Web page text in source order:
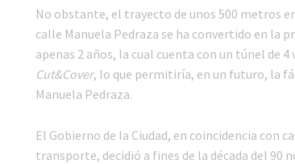
No obstante, el trayecto de unos 500 metros
calle Manuela Pedraza se ha convertido en la
apenas 2 años, la cual cuenta con un túnel de
Cut&Cover, lo que permitiría, en un futuro, la
Manuela Pedraza.
El Gobierno de la Ciudad, en coincidencia con
transporte, decidió a fines de la década del 90